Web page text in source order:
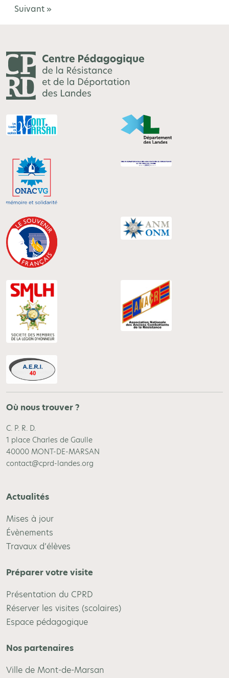
Suivant »
Où nous trouver ?
C. P. R. D.
1 place Charles de Gaulle
40000 MONT-DE-MARSAN
contact@cprd-landes.org
Actualités
Mises à jour
Évènements
Travaux d’élèves
Préparer votre visite
Présentation du CPRD
Réserver les visites (scolaires)
Espace pédagogique
Nos partenaires
Ville de Mont-de-Marsan